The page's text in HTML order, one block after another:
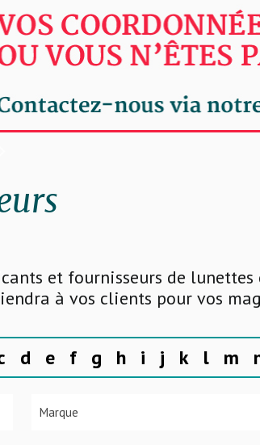
et fournisseurs de
à vos clients pour vos
d e f g h i j k l m